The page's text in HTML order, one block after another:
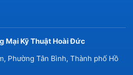
Mại Kỹ Thuật Hoài Đức
Phường Tân Bình, Thành phố Hồ